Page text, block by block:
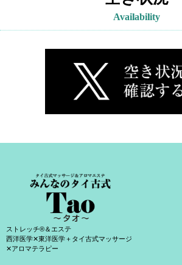
Availability
ストレッチ®＆エステ
西洋医学✕東洋医学＋タイ古式マッサージ
✕アロマテラピー